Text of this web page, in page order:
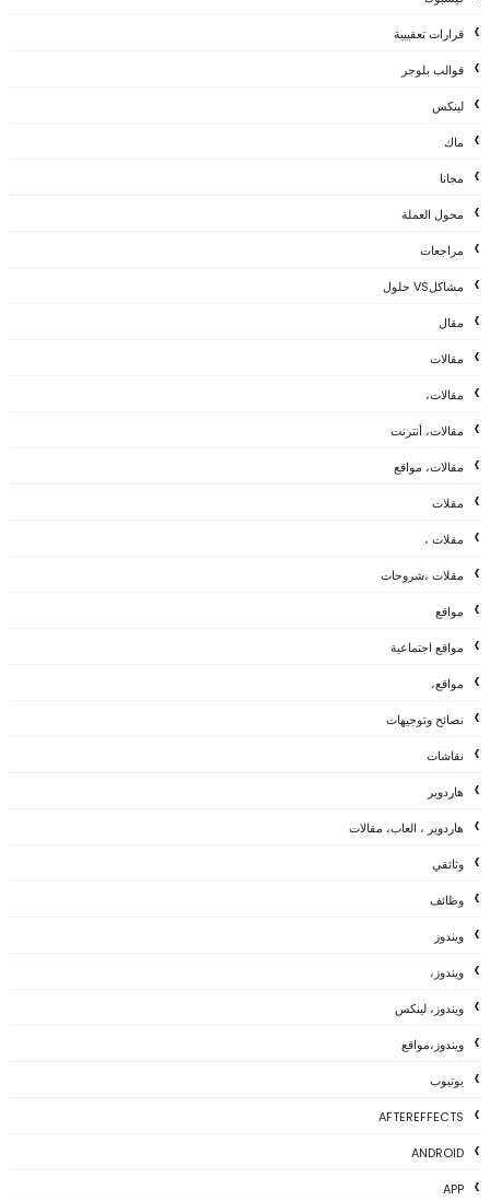
قرارات تعقيبية
قوالب بلوجر
لينكس
ماك
مجانا
محول العملة
مراجعات
مشاكلVS حلول
مقال
مقالات
مقالات،
مقالات، أنترنت
مقالات، مواقع
مقلات
مقلات ،
مقلات ،شروحات
مواقع
مواقع اجتماعية
مواقع،
نصائح وتوجيهات
نقاشات
هاردوير
هاردوير ، العاب، مقالات
وثائقي
وظائف
ويندوز
ويندوز،
ويندوز، لينكس
ويندوز،مواقع
يوتيوب
AFTEREFFECTS
ANDROID
APP